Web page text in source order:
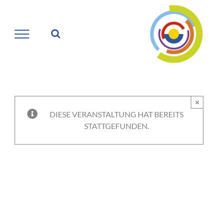
springen
DIESE VERANSTALTUNG HAT BEREITS
STATTGEFUNDEN.
×